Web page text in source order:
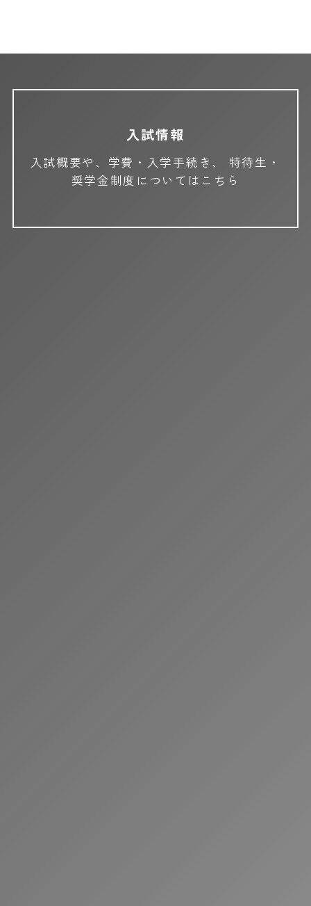
入試情報
入試概要や、学費・入学手続き、
特待生・
奨学金制度についてはこちら